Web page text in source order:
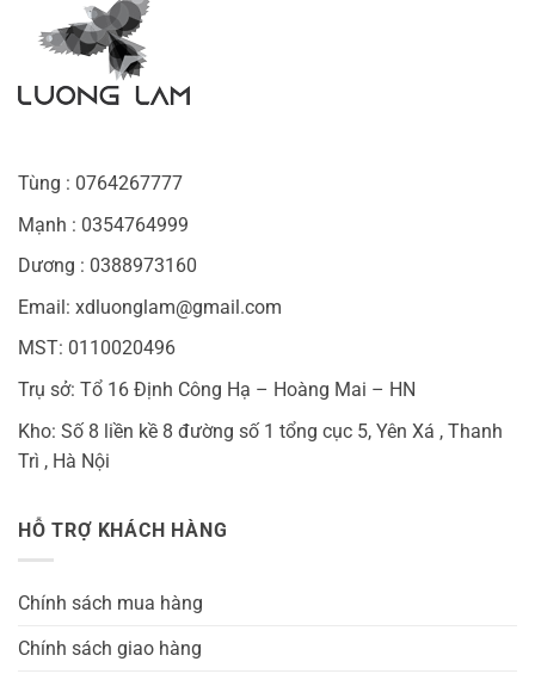
Tùng : 0764267777
Mạnh : 0354764999
Dương : 0388973160
Email: xdluonglam@gmail.com
MST: 0110020496
Trụ sở: Tổ 16 Định Công Hạ – Hoàng Mai – HN
Kho: Số 8 liền kề 8 đường số 1 tổng cục 5, Yên Xá , Thanh
Trì , Hà Nội
HỖ TRỢ KHÁCH HÀNG
Chính sách mua hàng
Chính sách giao hàng